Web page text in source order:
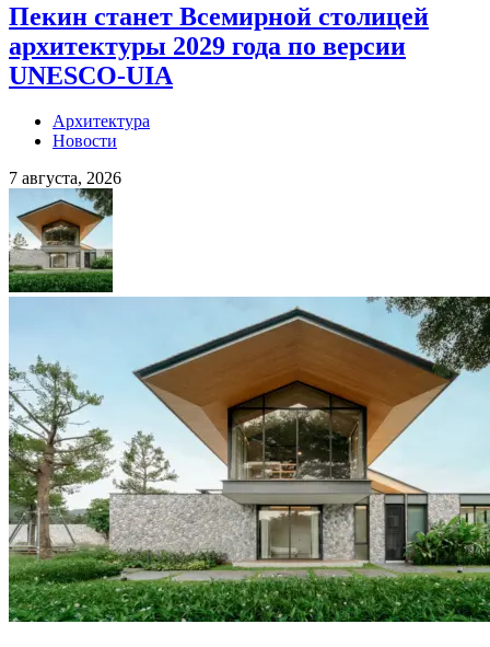
Пекин станет Всемирной столицей
архитектуры 2029 года по версии
UNESCO-UIA
Архитектура
Новости
7 августа, 2026